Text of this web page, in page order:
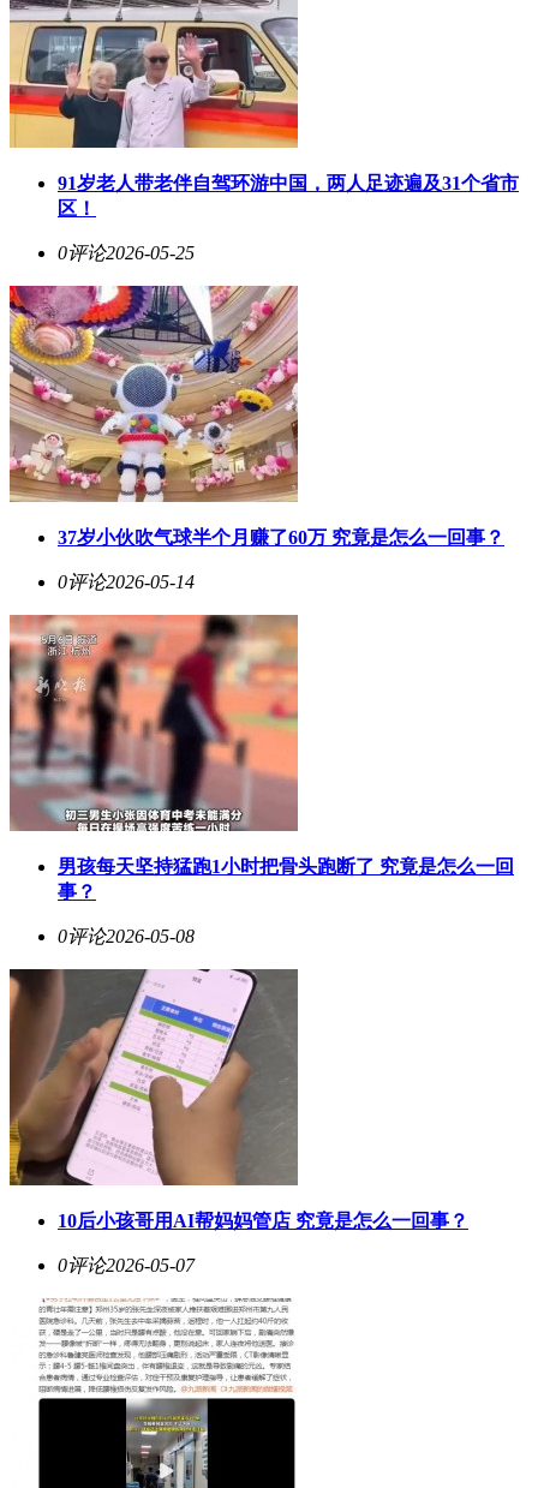
91岁老人带老伴自驾环游中国，两人足迹遍及31个省市
区！
0评论2026-05-25
37岁小伙吹气球半个月赚了60万 究竟是怎么一回事？
0评论2026-05-14
男孩每天坚持猛跑1小时把骨头跑断了 究竟是怎么一回
事？
0评论2026-05-08
10后小孩哥用AI帮妈妈管店 究竟是怎么一回事？
0评论2026-05-07